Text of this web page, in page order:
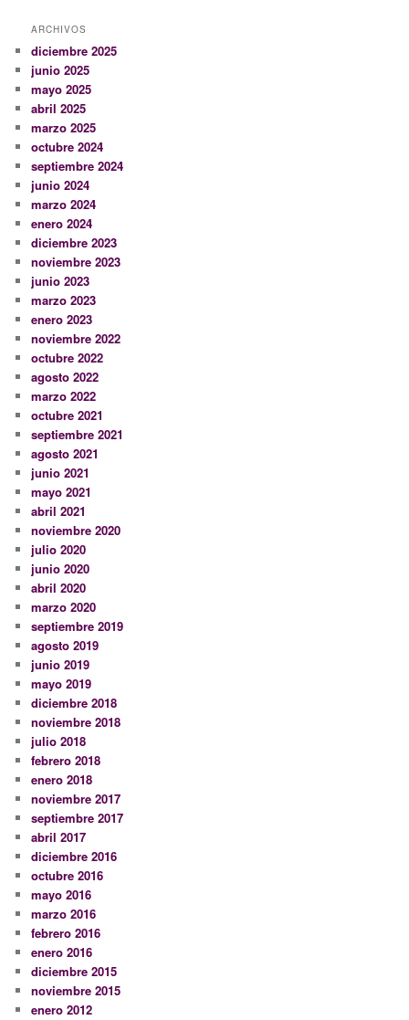
ARCHIVOS
diciembre 2025
junio 2025
mayo 2025
abril 2025
marzo 2025
octubre 2024
septiembre 2024
junio 2024
marzo 2024
enero 2024
diciembre 2023
noviembre 2023
junio 2023
marzo 2023
enero 2023
noviembre 2022
octubre 2022
agosto 2022
marzo 2022
octubre 2021
septiembre 2021
agosto 2021
junio 2021
mayo 2021
abril 2021
noviembre 2020
julio 2020
junio 2020
abril 2020
marzo 2020
septiembre 2019
agosto 2019
junio 2019
mayo 2019
diciembre 2018
noviembre 2018
julio 2018
febrero 2018
enero 2018
noviembre 2017
septiembre 2017
abril 2017
diciembre 2016
octubre 2016
mayo 2016
marzo 2016
febrero 2016
enero 2016
diciembre 2015
noviembre 2015
enero 2012